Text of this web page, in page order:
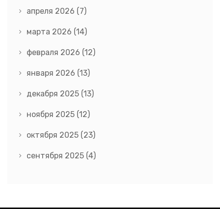
апреля 2026 (7)
марта 2026 (14)
февраля 2026 (12)
января 2026 (13)
декабря 2025 (13)
ноября 2025 (12)
октября 2025 (23)
сентября 2025 (4)